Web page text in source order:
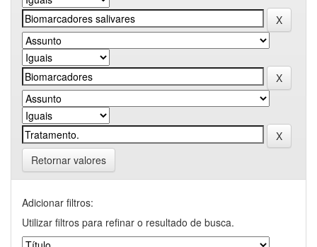
Retornar valores
Adicionar filtros:
Utilizar filtros para refinar o resultado de busca.